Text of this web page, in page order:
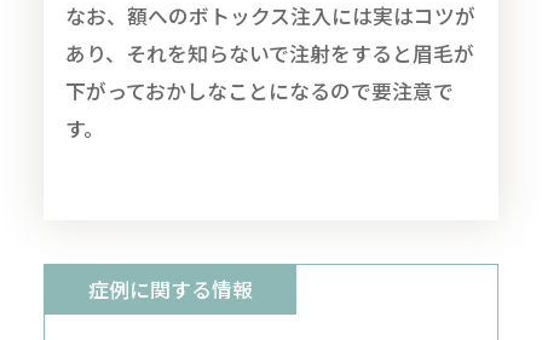
なお、額へのボトックス注入には実はコツが
あり、それを知らないで注射をすると眉毛が
下がっておかしなことになるので要注意で
す。
症例に関する情報